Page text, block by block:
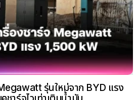
รุ่นใหม่จาก BYD แรง